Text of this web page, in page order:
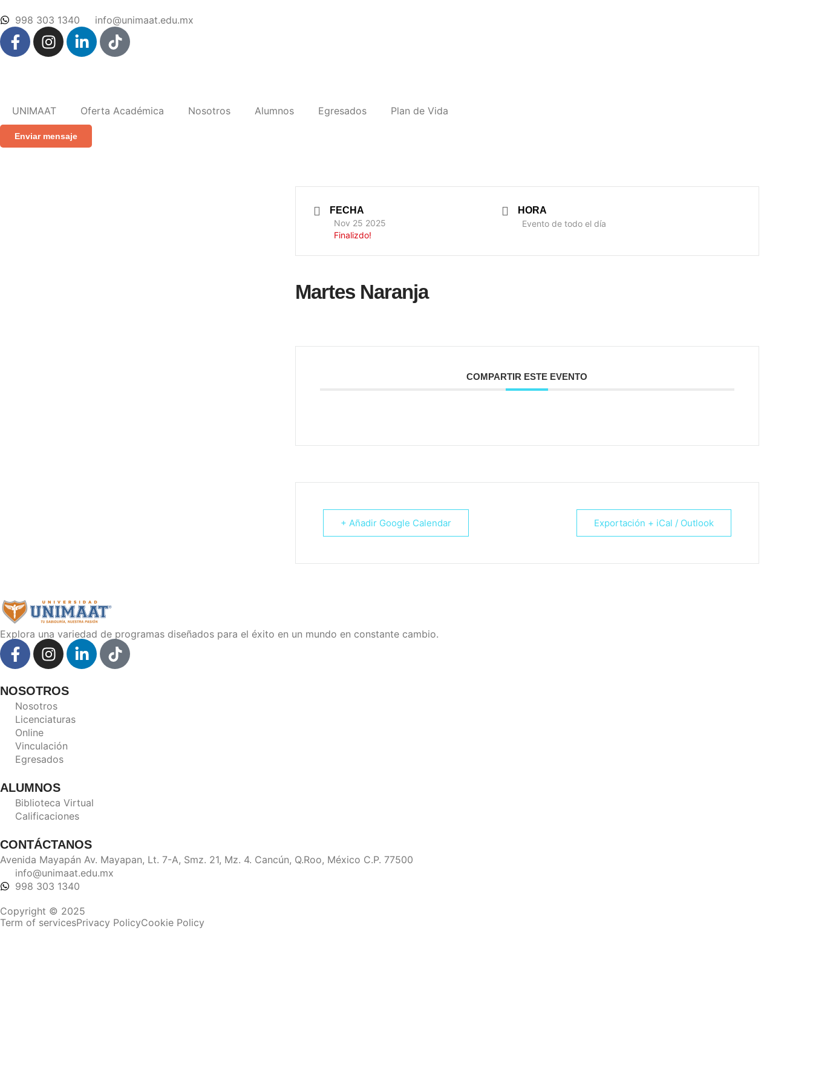
998 303 1340 info@unimaat.edu.mx
UNIMAAT Oferta Académica Nosotros Alumnos Egresados Plan de Vida
Enviar mensaje
FECHA
Nov 25 2025
Finalizdo!
HORA
Evento de todo el día
Martes Naranja
COMPARTIR ESTE EVENTO
+ Añadir Google Calendar Exportación + iCal / Outlook
Explora una variedad de programas diseñados para el éxito en un mundo en constante cambio.
NOSOTROS
Nosotros
Licenciaturas
Online
Vinculación
Egresados
ALUMNOS
Biblioteca Virtual
Calificaciones
CONTÁCTANOS
Avenida Mayapán Av. Mayapan, Lt. 7-A, Smz. 21, Mz. 4. Cancún, Q.Roo, México C.P. 77500
info@unimaat.edu.mx
998 303 1340
Copyright © 2025
Term of servicesPrivacy PolicyCookie Policy